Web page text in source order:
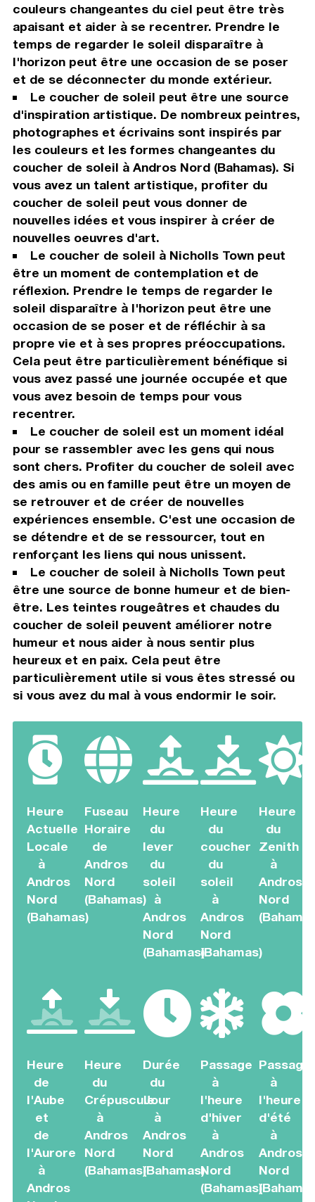
couleurs changeantes du ciel peut être très
apaisant et aider à se recentrer. Prendre le
temps de regarder le soleil disparaître à
l'horizon peut être une occasion de se poser
et de se déconnecter du monde extérieur.
Le coucher de soleil peut être une source
d'inspiration artistique. De nombreux peintres,
photographes et écrivains sont inspirés par
les couleurs et les formes changeantes du
coucher de soleil à Andros Nord (Bahamas). Si
vous avez un talent artistique, profiter du
coucher de soleil peut vous donner de
nouvelles idées et vous inspirer à créer de
nouvelles oeuvres d'art.
Le coucher de soleil à Nicholls Town peut
être un moment de contemplation et de
réflexion. Prendre le temps de regarder le
soleil disparaître à l'horizon peut être une
occasion de se poser et de réfléchir à sa
propre vie et à ses propres préoccupations.
Cela peut être particulièrement bénéfique si
vous avez passé une journée occupée et que
vous avez besoin de temps pour vous
recentrer.
Le coucher de soleil est un moment idéal
pour se rassembler avec les gens qui nous
sont chers. Profiter du coucher de soleil avec
des amis ou en famille peut être un moyen de
se retrouver et de créer de nouvelles
expériences ensemble. C'est une occasion de
se détendre et de se ressourcer, tout en
renforçant les liens qui nous unissent.
Le coucher de soleil à Nicholls Town peut
être une source de bonne humeur et de bien-
être. Les teintes rougeâtres et chaudes du
coucher de soleil peuvent améliorer notre
humeur et nous aider à nous sentir plus
heureux et en paix. Cela peut être
particulièrement utile si vous êtes stressé ou
si vous avez du mal à vous endormir le soir.
Heure
Actuelle
Locale
à
Andros
Nord
(Bahamas)
Fuseau
Horaire
de
Andros
Nord
(Bahamas)
Heure
du
lever
du
soleil
à
Andros
Nord
(Bahamas)
Heure
du
coucher
du
soleil
à
Andros
Nord
(Bahamas)
Heure
du
Zenith
à
Andros
Nord
Heure
de
l'Aube
et
de
l'Aurore
à
Andros
Heure
du
Crépuscule
à
Andros
Nord
(Bahamas)
Durée
du
Jour
à
Andros
Nord
(Bahamas)
Passage
à
l'heure
d'hiver
à
Andros
Nord
(Bahamas)
Passage
à
l'heure
d'été
à
Andros
Nord